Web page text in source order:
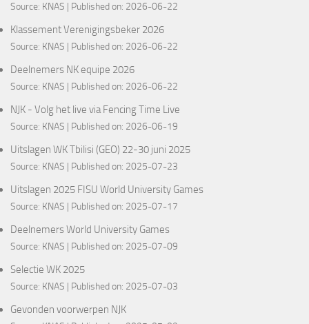
Source: KNAS Published on: 2026-06-22
Klassement Verenigingsbeker 2026
Source: KNAS Published on: 2026-06-22
Deelnemers NK equipe 2026
Source: KNAS Published on: 2026-06-22
NJK - Volg het live via Fencing Time Live
Source: KNAS Published on: 2026-06-19
Uitslagen WK Tbilisi (GEO) 22-30 juni 2025
Source: KNAS Published on: 2025-07-23
Uitslagen 2025 FISU World University Games
Source: KNAS Published on: 2025-07-17
Deelnemers World University Games
Source: KNAS Published on: 2025-07-09
Selectie WK 2025
Source: KNAS Published on: 2025-07-03
Gevonden voorwerpen NJK